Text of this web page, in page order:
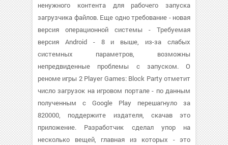
ненужного контента для рабочего запуска
загрузчика файлов. Еще одно требование - новая
версия операционной системы - Требуемая
версия Android - 8 и выше, из-за слабых
системных параметров, возможны
непредвиденные проблемы с запуском. О
реноме игры 2 Player Games: Block Party отметит
число загрузок на игровом портале - по данным
полученным с Google Play перешагнуло за
820000, поддержите издателя, скачав это
приложение. Разработчик сделал упор на
несколько вещей, главная из которых - это